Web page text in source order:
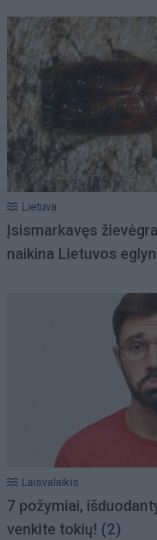
Lietuva
Įsismarkavęs
naikina Lietuvos
Laisvalaikis
7 požymiai,
venkite tokių! (2)